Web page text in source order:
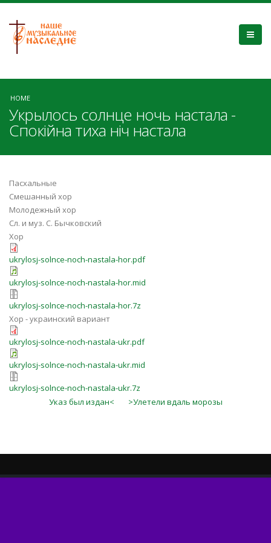
HOME
Укрылось солнце ночь настала -
Спокійна тиха ніч настала
Пасхальные
Смешанный хор
Молодежный хор
Сл. и муз. С. Бычковский
Хор
ukrylosj-solnce-noch-nastala-hor.pdf
ukrylosj-solnce-noch-nastala-hor.mid
ukrylosj-solnce-noch-nastala-hor.7z
Хор - украинский вариант
ukrylosj-solnce-noch-nastala-ukr.pdf
ukrylosj-solnce-noch-nastala-ukr.mid
ukrylosj-solnce-noch-nastala-ukr.7z
Указ был издан<
>Улетели вдаль морозы